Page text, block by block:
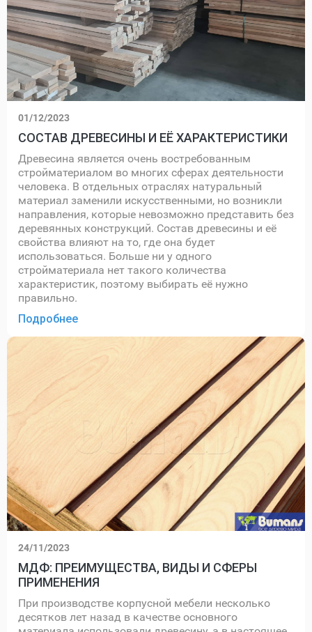
01/12/2023
СОСТАВ ДРЕВЕСИНЫ И ЕЁ ХАРАКТЕРИСТИКИ
Древесина является очень востребованным
стройматериалом во многих сферах деятельности
человека. В отдельных отраслях натуральный
материал заменили искусственными, но возникли
направления, которые невозможно представить без
деревянных конструкций. Состав древесины и её
свойства влияют на то, где она будет
использоваться. Больше ни у одного
стройматериала нет такого количества
характеристик, поэтому выбирать её нужно
правильно.
Подробнее
24/11/2023
МДФ: ПРЕИМУЩЕСТВА, ВИДЫ И СФЕРЫ
ПРИМЕНЕНИЯ
При производстве корпусной мебели несколько
десятков лет назад в качестве основного